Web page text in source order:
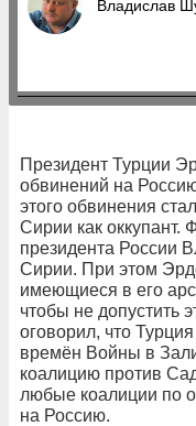
Владислав
Президент Турции
обвинений на
этого обвинения
Сирии как оккупант.
президента России
Сирии. При этом
имеющиеся в его
чтобы не допустить
оговорил, что
времён Войны в
коалицию против
любые коалиции по
на Россию.